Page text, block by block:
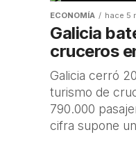
ECONOMÍA hace 5
Galicia
cruceros
Galicia cerró
turismo de
790.000
cifra supone